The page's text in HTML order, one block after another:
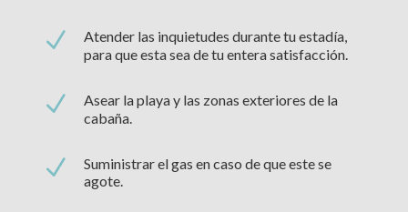
N
Atender las inquietudes durante tu estadía,
para que esta sea de tu entera satisfacción.
N
Asear la playa y las zonas exteriores de la
cabaña.
N
Suministrar el gas en caso de que este se
agote.